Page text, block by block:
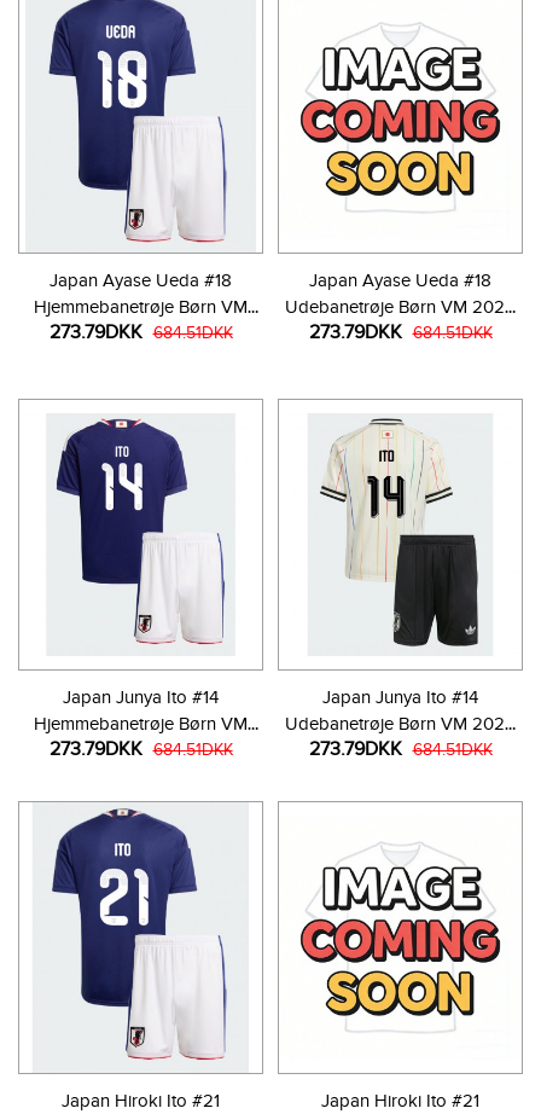
Japan Ayase Ueda #18
Hjemmebanetrøje Børn VM
2026 Kortærmet (+ Korte
273.79DKK 684.51DKK
Japan Ayase Ueda #18
Udebanetrøje Børn VM 2026
Kortærmet (+ Korte bukser)
273.79DKK 684.51DKK
Japan Junya Ito #14
Hjemmebanetrøje Børn VM
2026 Kortærmet (+ Korte
273.79DKK 684.51DKK
Japan Junya Ito #14
Udebanetrøje Børn VM 2026
Kortærmet (+ Korte bukser)
273.79DKK 684.51DKK
Japan Hiroki Ito #21
Japan Hiroki Ito #21